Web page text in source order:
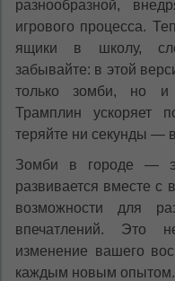
разнообразной,
игрового процесса.
ящики в школу,
забывайте: в этой
только зомби, но и
Трамплин ускоряет
теряйте ни секунды —
Зомби в городе —
развивается вместе с
возможности для
впечатлений. Это
изменение вашего
каждым новым опытом.